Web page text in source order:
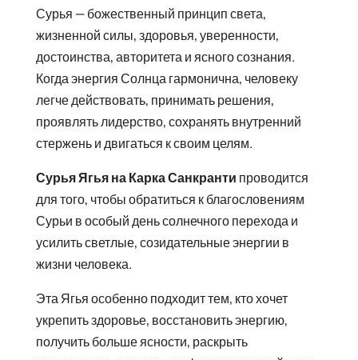
Сурья — божественный принцип света,
жизненной силы, здоровья, уверенности,
достоинства, авторитета и ясного сознания.
Когда энергия Солнца гармонична, человеку
легче действовать, принимать решения,
проявлять лидерство, сохранять внутренний
стержень и двигаться к своим целям.
Сурья Ягья на Карка Санкранти проводится
для того, чтобы обратиться к благословениям
Сурьи в особый день солнечного перехода и
усилить светлые, созидательные энергии в
жизни человека.
Эта Ягья особенно подходит тем, кто хочет
укрепить здоровье, восстановить энергию,
получить больше ясности, раскрыть